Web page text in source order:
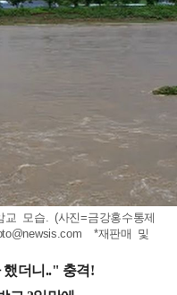
모습. (사진=금강홍수통제
*재판매 및